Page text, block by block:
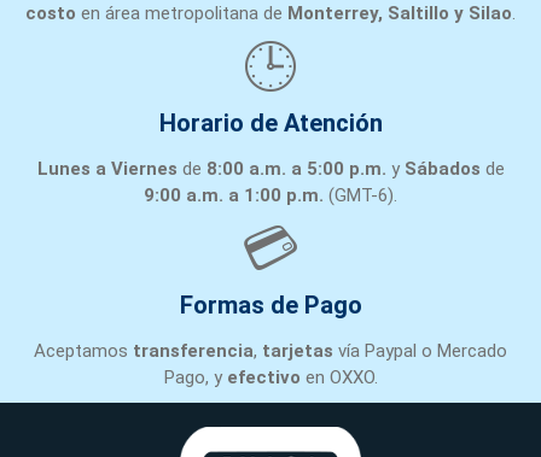
costo en área metropolitana de Monterrey, Saltillo y Silao
🕒
Horario de Atención
Lunes a Viernes de 8:00 a.m. a 5:00 p.m. y Sábados de
9:00 a.m. a 1:00 p.m. (GMT-6).
💳
Formas de Pago
Aceptamos transferencia, tarjetas vía Paypal o Mercado
Pago, y efectivo en OXXO.